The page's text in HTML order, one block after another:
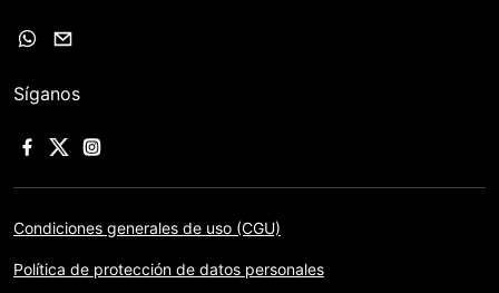
Síganos
Condiciones generales de uso (CGU)
Política de protección de datos personales